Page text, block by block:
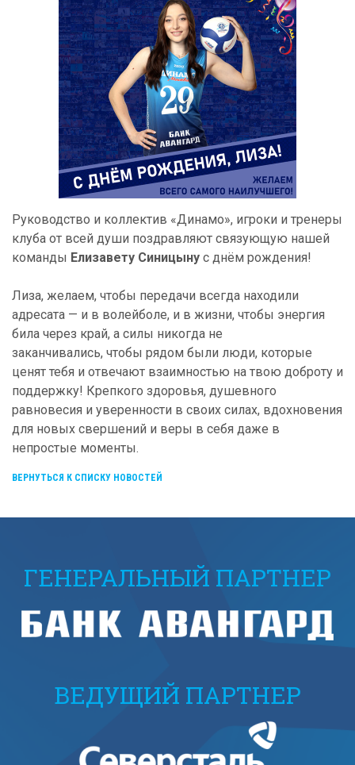
Руководство и коллектив «Динамо», игроки и тренеры
клуба от всей души поздравляют связующую нашей
команды Елизавету Синицыну с днём рождения!
Лиза, желаем, чтобы передачи всегда находили
адресата — и в волейболе, и в жизни, чтобы энергия
била через край, а силы никогда не
заканчивались, чтобы рядом были люди, которые
ценят тебя и отвечают взаимностью на твою доброту и
поддержку! Крепкого здоровья, душевного
равновесия и уверенности в своих силах, вдохновения
для новых свершений и веры в себя даже в
непростые моменты.
ВЕРНУТЬСЯ К СПИСКУ НОВОСТЕЙ
ГЕНЕРАЛЬНЫЙ ПАРТНЕР
ВЕДУЩИЙ ПАРТНЕР